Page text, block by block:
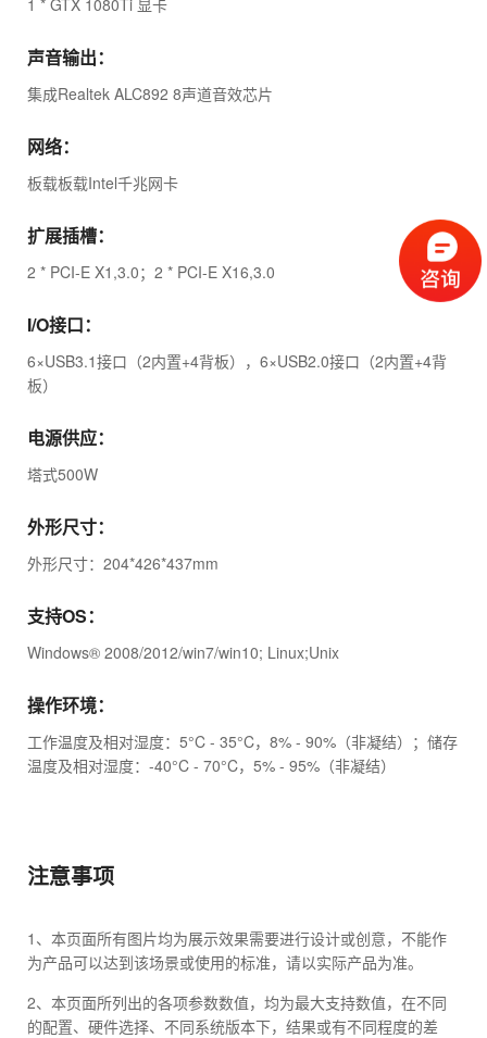
1 * GTX 1080Ti 显卡
声音输出：
集成Realtek ALC892 8声道音效芯片
网络：
板载板载Intel千兆网卡
扩展插槽：
2 * PCI-E X1,3.0；2 * PCI-E X16,3.0
I/O接口：
6×USB3.1接口（2内置+4背板），6×USB2.0接口（2内置+4背
板）
电源供应：
塔式500W
外形尺寸：
外形尺寸：204*426*437mm
支持OS：
Windows® 2008/2012/win7/win10; Linux;Unix
操作环境：
工作温度及相对湿度：5°C - 35°C，8% - 90%（非凝结）；储存
温度及相对湿度：-40°C - 70°C，5% - 95%（非凝结）
注意事项
1、本页面所有图片均为展示效果需要进行设计或创意，不能作
为产品可以达到该场景或使用的标准，请以实际产品为准。
2、本页面所列出的各项参数数值，均为最大支持数值，在不同
的配置、硬件选择、不同系统版本下，结果或有不同程度的差